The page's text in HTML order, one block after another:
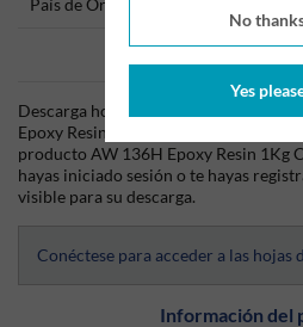
No
Yes
País de Origen
Descarga hoy mismo la hoja técnica
Epoxy Resin 1Kg Can y la hoja de
producto AW 136H Epoxy Resin 1Kg
hayas iniciado sesión o te hayas
visible para su descarga.
Conéctese para acceder a las hojas
Información del